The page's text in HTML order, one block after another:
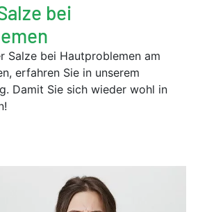
bei
Salze bei Hautproblemen am
erfahren Sie in unserem
Damit Sie sich wieder wohl in